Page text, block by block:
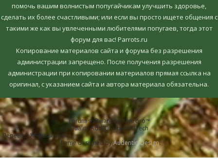
помочь вашим волнистым попугайчикам улучшить здоровье,
сделать их более счастливыми; или если вы просто ищете общения с
такими же как вы увлеченными любителями попугаев, тогда этот
форум для вас! Parrots.ru
Копирование материалов сайта и форума без разрешения
администрации запрещено. После получения разрешения
администрации при копировании материалов прямая ссылка на
оригинал, c указанием сайта и автора материала обязательна.
Forum software by XenForo™
Quality Add-Ons by WMTech
Перевод:XF-Russia.ru
Theme designed byAudentio Design.